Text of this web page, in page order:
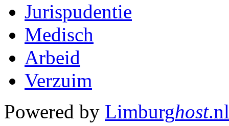
Jurispudentie
Medisch
Arbeid
Verzuim
Powered by Limburghost.nl